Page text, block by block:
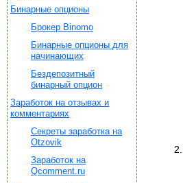
Бинарные опционы
Брокер Binomo
Бинарные опционы для
начинающих
Бездепозитный
бинарный опцион
Заработок на отзывах и
комментариях
Секреты заработка на
Otzovik
Заработок на
Qcomment.ru